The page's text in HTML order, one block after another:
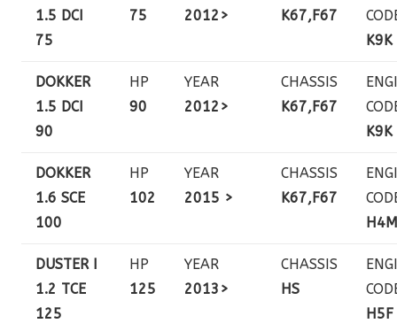
1.5 DCI
75
75
2012>
K67,F67
K9K
DOKKER
1.5 DCI
90
HP
90
YEAR
2012>
CHASSIS
K67,F67
K9K
DOKKER
1.6 SCE
100
HP
102
YEAR
2015 >
CHASSIS
K67,F67
H4M
DUSTER I
1.2 TCE
125
HP
125
YEAR
2013>
CHASSIS
HS
H5F